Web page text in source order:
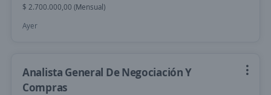
$ 2.700.000,00 (Mensual)
Ayer
Analista General De Negociación Y
Compras